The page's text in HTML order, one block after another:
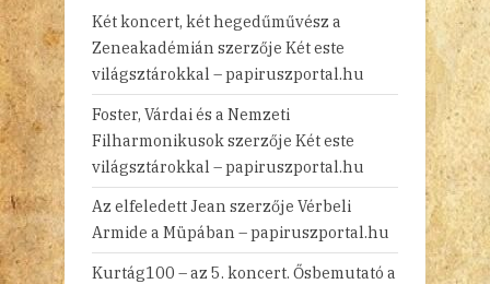
Két koncert, két hegedűművész a
Zeneakadémián szerzője Két este
világsztárokkal – papiruszportal.hu
Foster, Várdai és a Nemzeti
Filharmonikusokszerzője Két este
világsztárokkal – papiruszportal.hu
Az elfeledett Jean szerzője Vérbeli
Armide a Müpában – papiruszportal.hu
Kurtág100 – az 5. koncert. Ősbemutató a